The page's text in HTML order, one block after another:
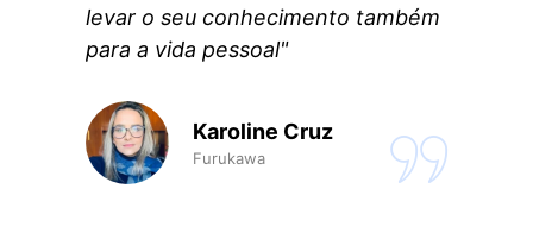
levar o seu conhecimento também
para a vida pessoal"
Karoline Cruz
Furukawa